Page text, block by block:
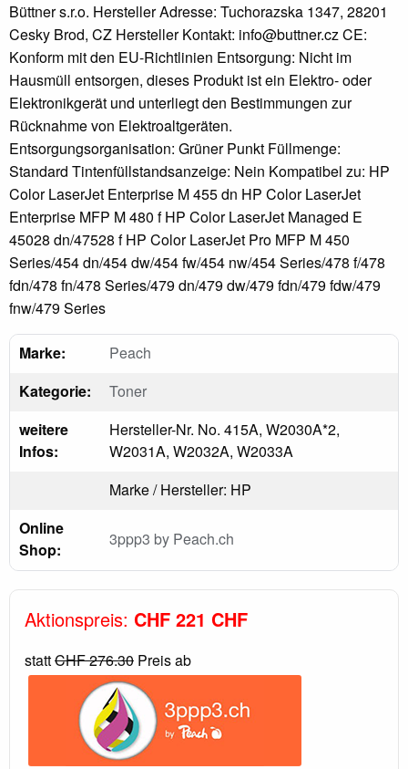
Büttner s.r.o. Hersteller Adresse: Tuchorazska 1347, 28201
Cesky Brod, CZ Hersteller Kontakt: info@buttner.cz CE:
Konform mit den EU-Richtlinien Entsorgung: Nicht im
Hausmüll entsorgen, dieses Produkt ist ein Elektro- oder
Elektronikgerät und unterliegt den Bestimmungen zur
Rücknahme von Elektroaltgeräten.
Entsorgungsorganisation: Grüner Punkt Füllmenge:
Standard Tintenfüllstandsanzeige: Nein Kompatibel zu: HP
Color LaserJet Enterprise M 455 dn HP Color LaserJet
Enterprise MFP M 480 f HP Color LaserJet Managed E
45028 dn/47528 f HP Color LaserJet Pro MFP M 450
Series/454 dn/454 dw/454 fw/454 nw/454 Series/478 f/478
fdn/478 fn/478 Series/479 dn/479 dw/479 fdn/479 fdw/479
fnw/479 Series
Marke:
Peach
Kategorie:
Toner
weitere
Infos:
Hersteller-Nr. No. 415A, W2030A*2,
W2031A, W2032A, W2033A
Marke / Hersteller: HP
Online
Shop:
3ppp3 by Peach.ch
Aktionspreis: CHF 221 CHF
stattCHF 276.30 Preis ab